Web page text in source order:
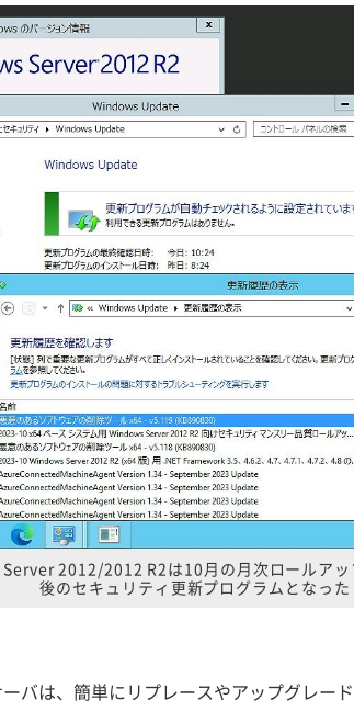
2012/2012 R2は10月の月次ロールア
後のセキュリティ更新プログラムとなった
バは、簡単にリプレースやアップグレード